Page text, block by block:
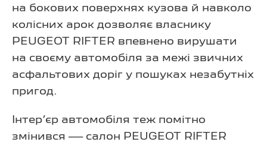
на бокових поверхнях кузова й навколо
колісних арок дозволяє власнику
PEUGEOT RIFTER впевнено вирушати
на своєму автомобіля за межі звичних
асфальтових доріг у пошуках незабутніх
пригод.
Інтер’єр автомобіля теж помітно
змінився — салон PEUGEOT RIFTER